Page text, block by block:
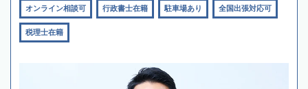
オンライン相談可 行政書士在籍 駐車場あり 全国出張対応可
税理士在籍